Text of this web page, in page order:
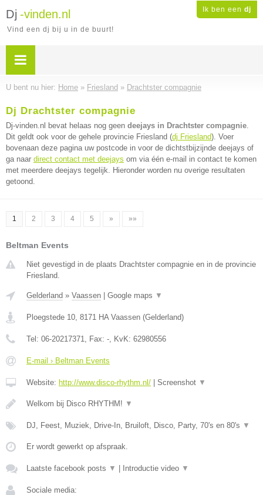
Ik ben een dj
Dj -vinden.nl
Vind een dj bij u in de buurt!
U bent nu hier: Home » Friesland » Drachtster compagnie
Dj Drachtster compagnie
Dj-vinden.nl bevat helaas nog geen deejays in Drachtster compagnie.
Dit geldt ook voor de gehele provincie Friesland (dj Friesland). Voer
bovenaan deze pagina uw postcode in voor de dichtstbijzijnde deejays of
ga naar direct contact met deejays om via één e-mail in contact te komen
met meerdere deejays tegelijk. Hieronder worden nu overige resultaten
getoond.
1 2 3 4 5 » »»
Beltman Events
Niet gevestigd in de plaats Drachtster compagnie en in de provincie
Friesland.
Gelderland » Vaassen Google maps ▼
Ploegstede 10, 8171 HA Vaassen (Gelderland)
Tel: 06-20217371, Fax: -, KvK: 62980556
E-mail › Beltman Events
Website: http://www.disco-rhythm.nl/ Screenshot ▼
Welkom bij Disco RHYTHM! ▼
DJ, Feest, Muziek, Drive-In, Bruiloft, Disco, Party, 70's en 80's ▼
Er wordt gewerkt op afspraak.
Laatste facebook posts ▼ Introductie video ▼
Sociale media: